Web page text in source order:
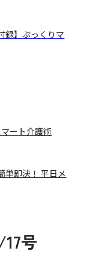
録】ぷっくりマ
ート介護術
即決！ 平日メ
号